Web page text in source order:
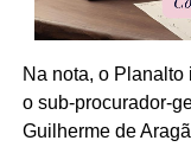
Na nota, o
o sub-procurador-
Guilherme de